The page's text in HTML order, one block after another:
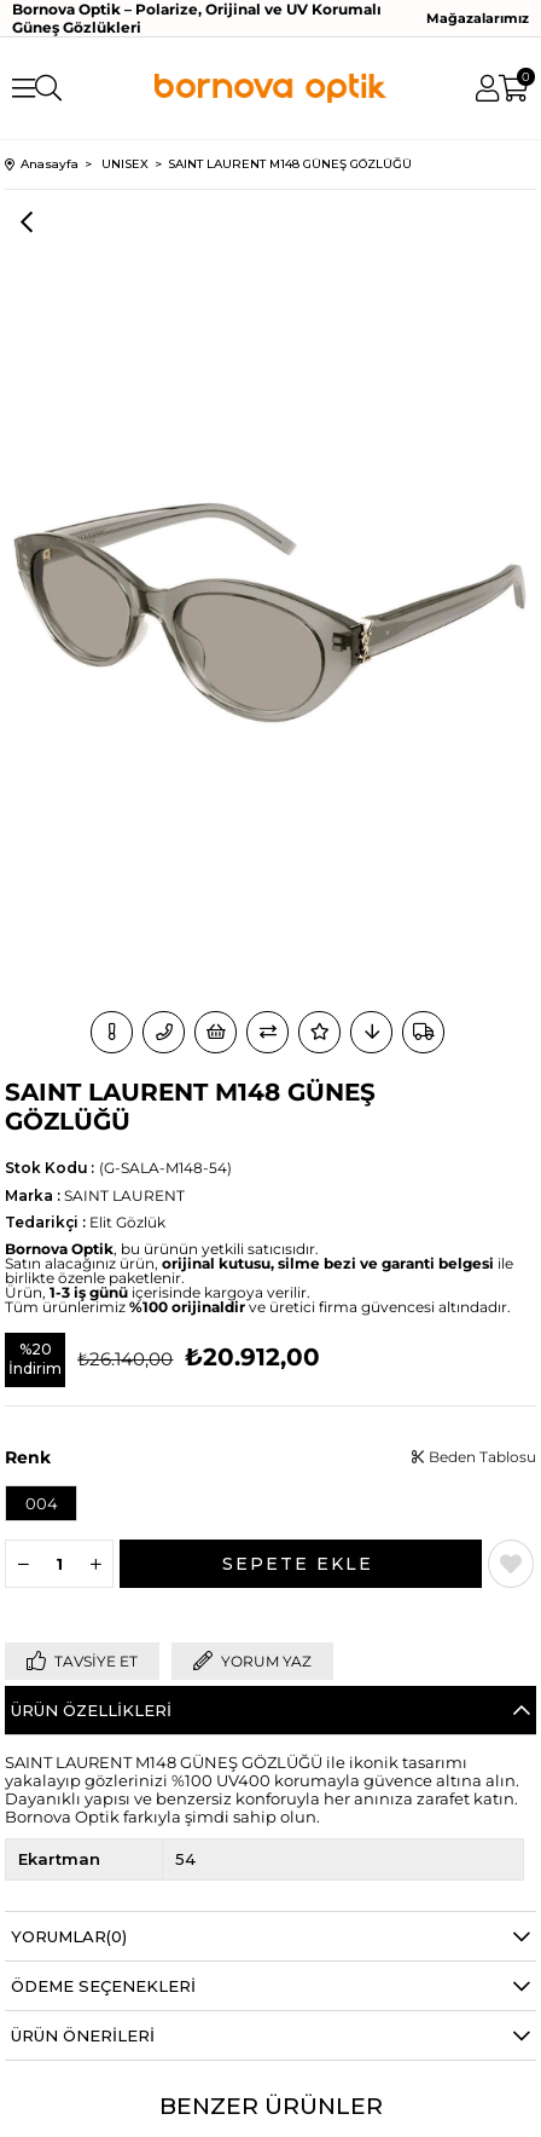
Bornova Optik – Polarize, Orijinal ve UV Korumalı
Güneş Gözlükleri
Mağazalarımız
0
Anasayfa UNISEX SAINT LAURENT M148 GÜNEŞ GÖZLÜĞÜ
SAINT LAURENT M148 GÜNEŞ
GÖZLÜĞÜ
(G-SALA-M148-54)
Stok Kodu
Marka : SAINT LAURENT
Tedarikçi : Elit Gözlük
Bornova Optik, bu ürünün yetkili satıcısıdır.
Satın alacağınız ürün,orijinal kutusu, silme bezi ve garanti belgesi ile
birlikte özenle paketlenir.
Ürün,1-3 iş günü içerisinde kargoya verilir.
Tüm ürünlerimiz%100 orijinaldirve üretici firma güvencesi altındadır.
%20
İndirim
₺26.140,00 ₺20.912,00
Renk
004
Beden Tablosu
TAVSIYE ET YORUM YAZ
ÜRÜN ÖZELLIKLERI
SAINT LAURENT M148 GÜNEŞ GÖZLÜĞÜ ile ikonik tasarımı
yakalayıp gözlerinizi %100 UV400 korumayla güvence altına alın.
Dayanıklı yapısı ve benzersiz konforuyla her anınıza zarafet katın.
Bornova Optik farkıyla şimdi sahip olun.
Ekartman 54
YORUMLAR(0)
ÖDEME SEÇENEKLERI
ÜRÜN ÖNERILERI
BENZER ÜRÜNLER